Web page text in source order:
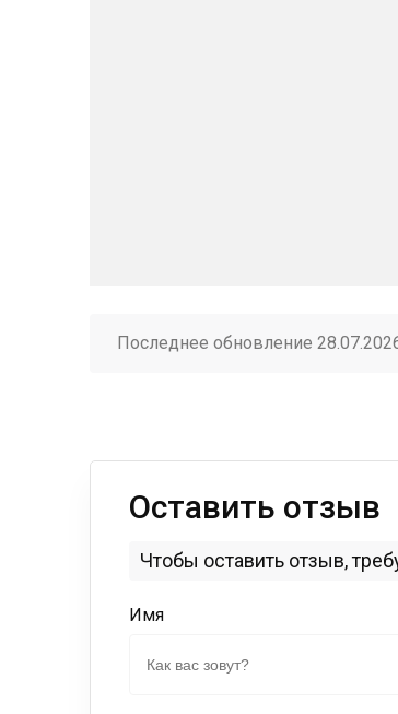
Последнее обновление
Оставить отзыв
Чтобы оставить отзыв,
Имя